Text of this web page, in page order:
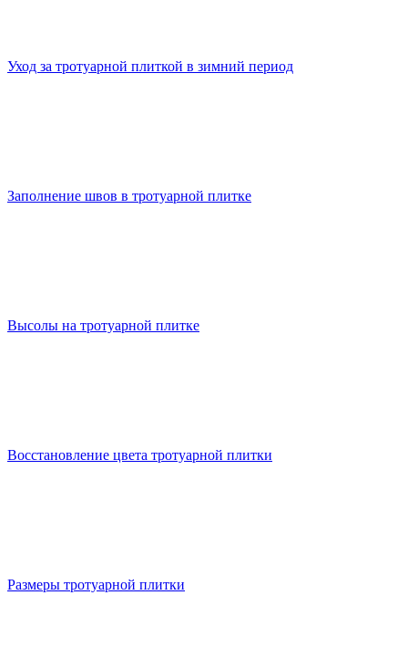
Уход за тротуарной плиткой в зимний период
Заполнение швов в тротуарной плитке
Высолы на тротуарной плитке
Восстановление цвета тротуарной плитки
Размеры тротуарной плитки